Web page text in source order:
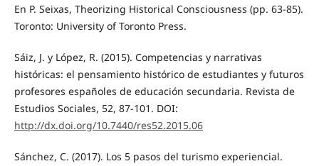
En P. Seixas, Theorizing Historical Consciousness (pp. 63-85).
Toronto: University of Toronto Press.
Sáiz, J. y López, R. (2015). Competencias y narrativas
históricas: el pensamiento histórico de estudiantes y futuros
profesores españoles de educación secundaria. Revista de
Estudios Sociales, 52, 87-101. DOI:
http://dx.doi.org/10.7440/res52.2015.06
Sánchez, C. (2017). Los 5 pasos del turismo experiencial.